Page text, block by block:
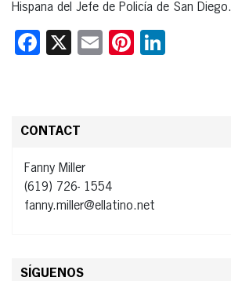
Hispana del Jefe de Policía de San Diego.
Facebook
X EmailPinterest
CONTACT
Fanny Miller
(619) 726- 1554
fanny.miller@ellatino.net
SÍGUENOS